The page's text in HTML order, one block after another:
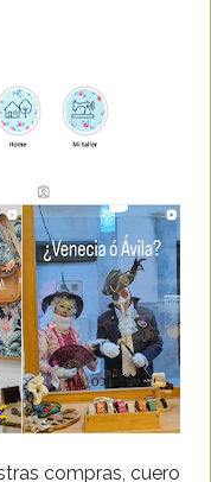
compras, cuero